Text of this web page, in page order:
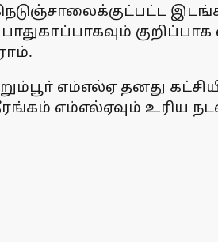
குறிப்பாக
எம்எல்ஏ தனது
எம்எல்ஏவும் உரிய